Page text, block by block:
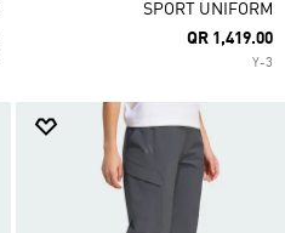
SPORT UNIFORM
QR 1,419.00
Y-3